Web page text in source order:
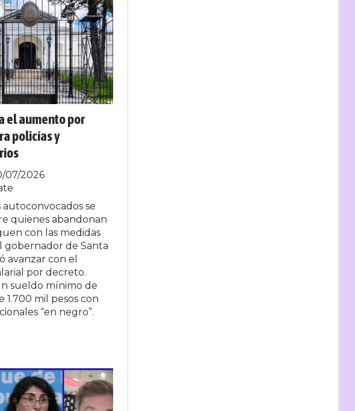
el aumento por
policías y
07/2026
autoconvocados se
quienes abandonan
con las medidas
gobernador de Santa
avanzar con el
por decreto.
sueldo mínimo de
1.700 mil pesos con
“en negro”.